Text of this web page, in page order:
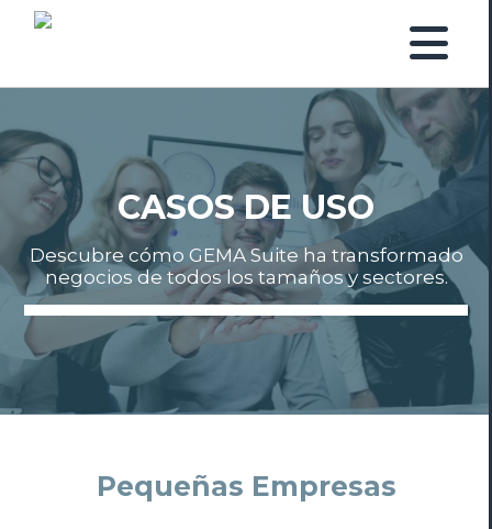
CASOS DE USO
Descubre cómo GEMA Suite ha transformado
negocios de todos los tamaños y sectores.
Pequeñas Empresas